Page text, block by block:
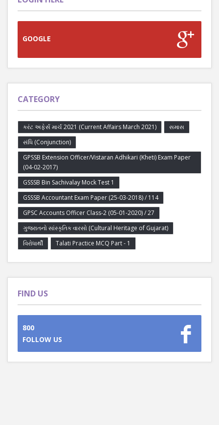
GOOGLE
CATEGORY
કરંટ અફેર્સ માર્ચ 2021 (Current Affairs March 2021)
સમાસ
સંધિ (Conjunction)
GPSSB Extension Officer/Vistaran Adhikari (Kheti) Exam Paper
(04-02-2017)
GSSSB Bin Sachivalay Mock Test 1
GSSSB Accountant Exam Paper (25-03-2018) / 114
GPSC Accounts Officer Class-2 (05-01-2020) / 27
ગુજરાતનો સાંસ્કૃતિક વારસો (Cultural Heritage of Gujarat)
વિરોધાર્થી
Talati Practice MCQ Part - 1
FIND US
800
FOLLOW US